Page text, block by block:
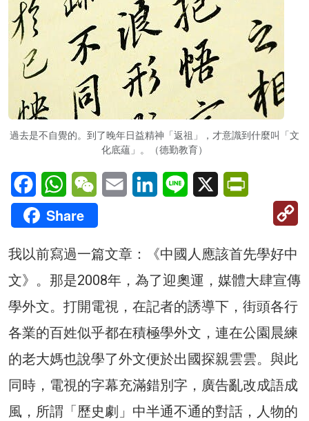
過去是不自覺的。到了晚年日益精神「返祖」，才意識到什麼叫「文
化底蘊」。（德勤教育）
FacebookWhatsAppWeChatEmail LinkedInLine X
Share
我以前寫過一篇文章：《中國人應該首先學好中
文》。那是2008年，為了迎奧運，媒體大肆宣傳
學外文。打開電視，在記者的誘導下，街頭各行
各業的百姓似乎都在積極學外文，連在公園晨練
的老大媽也說學了外文便於出國探親雲雲。與此
同時，電視的字幕充滿錯別字，廣告亂改成語成
風，所謂「歷史劇」中半通不通的對話，人物的